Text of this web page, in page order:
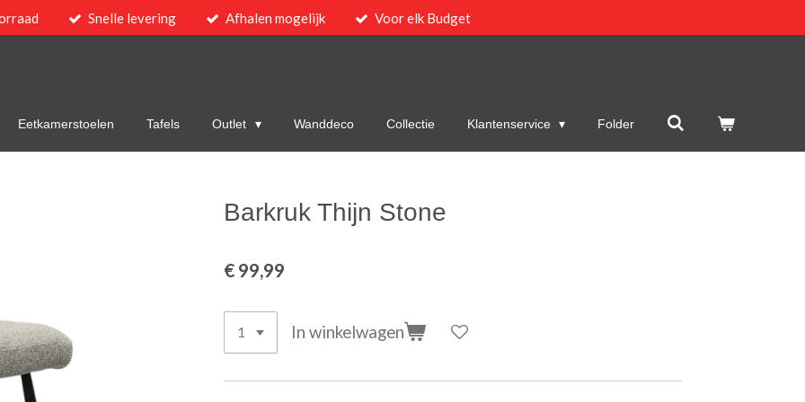
Snelle levering Afhalen mogelijk Voor elk Budget
Eetkamerstoelen Tafels Outlet Wanddeco Collectie Klantenservice Folder
Barkruk Thijn Stone
€ 99,99
In winkelwagen